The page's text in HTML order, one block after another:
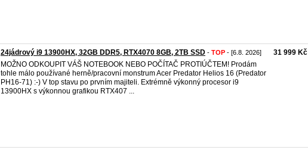
24jádrový i9 13900HX, 32GB DDR5, RTX4070 8GB, 2TB SSD - TOP - [6.8. 2026]
MOŽNO ODKOUPIT VÁŠ NOTEBOOK NEBO POČÍTAČ PROTIÚČTEM! Prodám
tohle málo používané herně/pracovní monstrum Acer Predator Helios 16 (Predator
PH16-71) :-) V top stavu po prvním majiteli. Extrémně výkonný procesor i9
13900HX s výkonnou grafikou RTX407 ...
31 999 Kč